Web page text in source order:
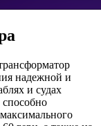
надежной и
и судах
способно